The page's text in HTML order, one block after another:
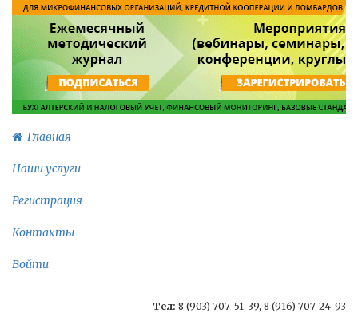
Главная
Наши услуги
Регистрация
Контакты
Войти
Тел: 8 (903) 707-51-39, 8 (916) 707-24-93